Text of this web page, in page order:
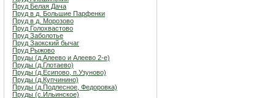
Пруд Белая Дача
Пруд в д. Большие Парфенки
Пруд в д. Морозово
Пруд Голохвастово
Пруд Заболотье
Пруд Заокский бычаг
Пруд Рыжово
Пруды (д.Алеево и Алеево 2-е)
Пруды (д.Глотаево)
Пруды (д.Есипово, п.Узуново)
Пруды (д.Купчинино)
Пруды (д.Подлесное, Федоровка)
Пруды (с.Ильинское)